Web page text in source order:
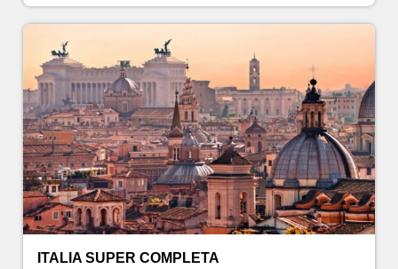
ITALIA SUPER COMPLETA